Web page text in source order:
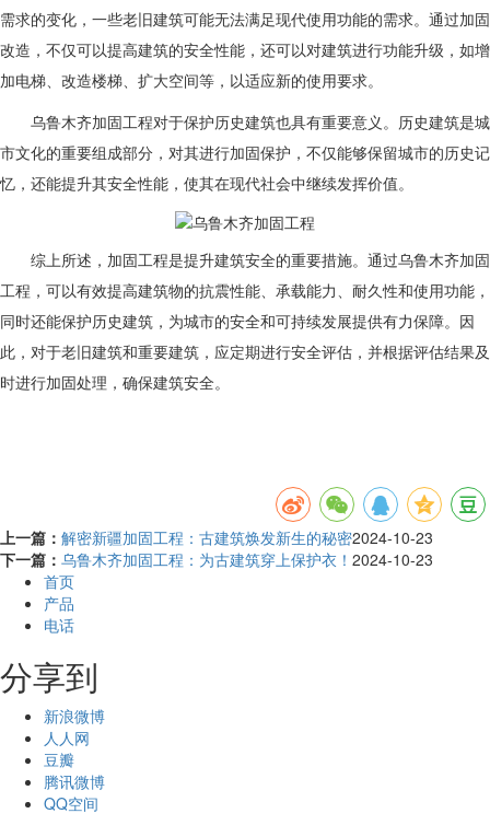
需求的变化，一些老旧建筑可能无法满足现代使用功能的需求。通过加固
改造，不仅可以提高建筑的安全性能，还可以对建筑进行功能升级，如增
加电梯、改造楼梯、扩大空间等，以适应新的使用要求。
乌鲁木齐加固工程对于保护历史建筑也具有重要意义。历史建筑是城
市文化的重要组成部分，对其进行加固保护，不仅能够保留城市的历史记
忆，还能提升其安全性能，使其在现代社会中继续发挥价值。
综上所述，加固工程是提升建筑安全的重要措施。通过乌鲁木齐加固
工程，可以有效提高建筑物的抗震性能、承载能力、耐久性和使用功能，
同时还能保护历史建筑，为城市的安全和可持续发展提供有力保障。因
此，对于老旧建筑和重要建筑，应定期进行安全评估，并根据评估结果及
时进行加固处理，确保建筑安全。
上一篇： 解密新疆加固工程：古建筑焕发新生的秘密2024-10-23
下一篇： 乌鲁木齐加固工程：为古建筑穿上保护衣！ 2024-10-23
首页
产品
电话
分享到
新浪微博
人人网
豆瓣
腾讯微博
QQ空间